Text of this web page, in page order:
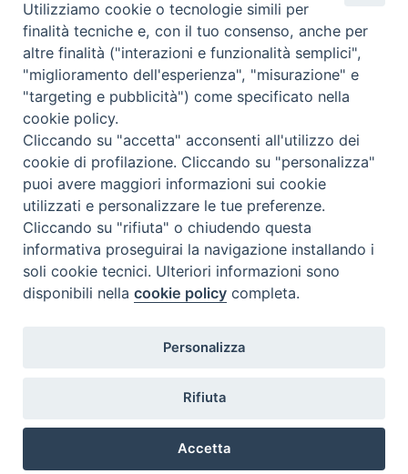
Mercoledì 29 Luglio 2026
Contatti & Info
C.ne Aurelia, 50 – 00165 Roma
Contatti
Scrivi a: cnvf@chiesacattolica.it
Utilizziamo cookie o tecnologie simili per
finalità tecniche e, con il tuo consenso, anche per
altre finalità ("interazioni e funzionalità semplici",
"miglioramento dell'esperienza", "misurazione" e
"targeting e pubblicità") come specificato nella
cookie policy.
Cliccando su "accetta" acconsenti all'utilizzo dei
cookie di profilazione. Cliccando su "personalizza"
puoi avere maggiori informazioni sui cookie
utilizzati e personalizzare le tue preferenze.
Cliccando su "rifiuta" o chiudendo questa
informativa proseguirai la navigazione installando i
soli cookie tecnici. Ulteriori informazioni sono
disponibili nellacookie policy completa.
Personalizza
Rifiuta
Accetta